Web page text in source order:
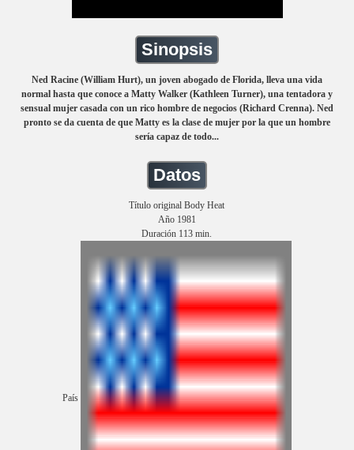
Sinopsis
Ned Racine (William Hurt), un joven abogado de Florida, lleva una vida
normal hasta que conoce a Matty Walker (Kathleen Turner), una tentadora y
sensual mujer casada con un rico hombre de negocios (Richard Crenna). Ned
pronto se da cuenta de que Matty es la clase de mujer por la que un hombre
sería capaz de todo...
Datos
Título original Body Heat
Año 1981
Duración 113 min.
País